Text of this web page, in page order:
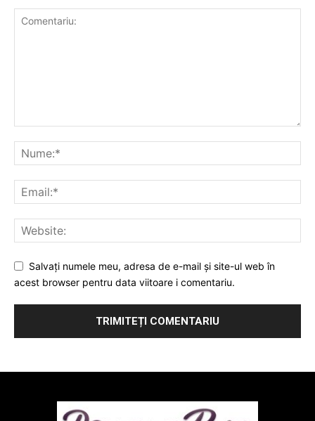
Salvați numele meu, adresa de e-mail și site-ul web în
acest browser pentru data viitoare i comentariu.